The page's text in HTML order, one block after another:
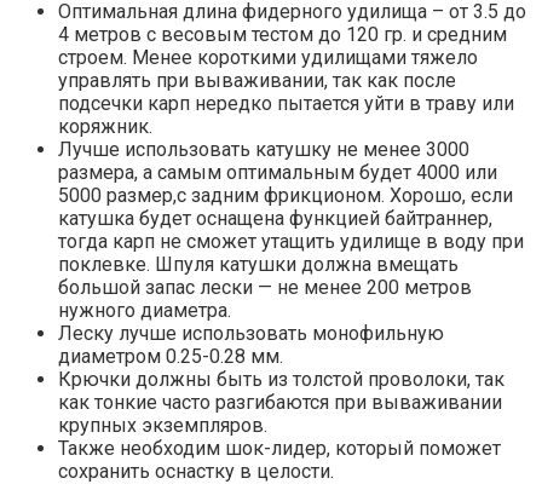
Оптимальная длина фидерного удилища – от 3.5 до
4 метров с весовым тестом до 120 гр. и средним
строем. Менее короткими удилищами тяжело
управлять при вываживании, так как после
подсечки карп нередко пытается уйти в траву или
коряжник.
Лучше использовать катушку не менее 3000
размера, а самым оптимальным будет 4000 или
5000 размер,с задним фрикционом. Хорошо, если
катушка будет оснащена функцией байтраннер,
тогда карп не сможет утащить удилище в воду при
поклевке. Шпуля катушки должна вмещать
большой запас лески — не менее 200 метров
нужного диаметра.
Леску лучше использовать монофильную
диаметром 0.25-0.28 мм.
Крючки должны быть из толстой проволоки, так
как тонкие часто разгибаются при вываживании
крупных экземпляров.
Также необходим шок-лидер, который поможет
сохранить оснастку в целости.